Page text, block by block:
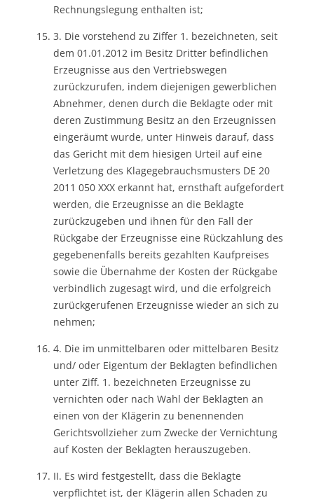
Rechnungslegung enthalten ist;
3. Die vorstehend zu Ziffer 1. bezeichneten, seit
dem 01.01.2012 im Besitz Dritter befindlichen
Erzeugnisse aus den Vertriebswegen
zurückzurufen, indem diejenigen gewerblichen
Abnehmer, denen durch die Beklagte oder mit
deren Zustimmung Besitz an den Erzeugnissen
eingeräumt wurde, unter Hinweis darauf, dass
das Gericht mit dem hiesigen Urteil auf eine
Verletzung des Klagegebrauchsmusters DE 20
2011 050 XXX erkannt hat, ernsthaft aufgefordert
werden, die Erzeugnisse an die Beklagte
zurückzugeben und ihnen für den Fall der
Rückgabe der Erzeugnisse eine Rückzahlung des
gegebenenfalls bereits gezahlten Kaufpreises
sowie die Übernahme der Kosten der Rückgabe
verbindlich zugesagt wird, und die erfolgreich
zurückgerufenen Erzeugnisse wieder an sich zu
nehmen;
4. Die im unmittelbaren oder mittelbaren Besitz
und/ oder Eigentum der Beklagten befindlichen
unter Ziff. 1. bezeichneten Erzeugnisse zu
vernichten oder nach Wahl der Beklagten an
einen von der Klägerin zu benennenden
Gerichtsvollzieher zum Zwecke der Vernichtung
auf Kosten der Beklagten herauszugeben.
II. Es wird festgestellt, dass die Beklagte
verpflichtet ist, der Klägerin allen Schaden zu